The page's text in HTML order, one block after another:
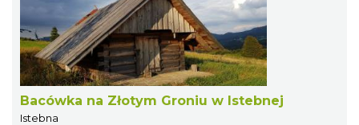
Bacówka na Złotym Groniu w Istebnej
Istebna